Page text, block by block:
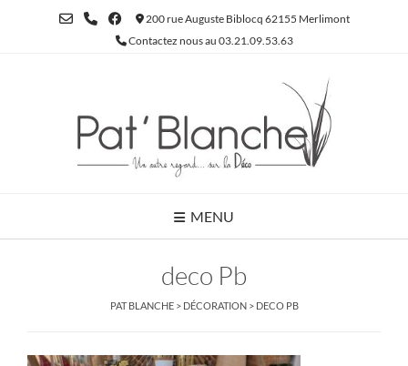
200 rue Auguste Biblocq 62155 Merlimont
Contactez nous au 03.21.09.53.63
MENU
deco Pb
PAT BLANCHE> DÉCORATION> DECO PB